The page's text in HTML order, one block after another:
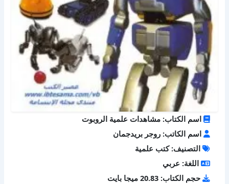
اسم الكتاب: مشاهدات علمية الروبوت
اسم الكاتب: روجر بريدجمان
التصنيف: كتب علمية
اللغة: عربي
حجم الكتاب: 20.83 ميجا بايت